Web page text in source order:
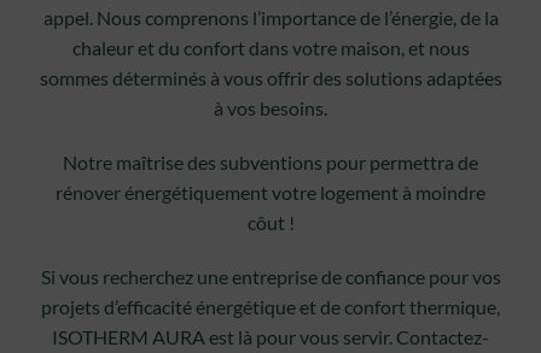
appel. Nous comprenons l’importance de l’énergie, de la
chaleur et du confort dans votre maison, et nous
sommes déterminés à vous offrir des solutions adaptées
à vos besoins.
Notre maîtrise des subventions pour permettra de
rénover énergétiquement votre logement à moindre
côut !
Si vous recherchez une entreprise de confiance pour vos
projets d’efficacité énergétique et de confort thermique,
ISOTHERM AURA est là pour vous servir. Contactez-